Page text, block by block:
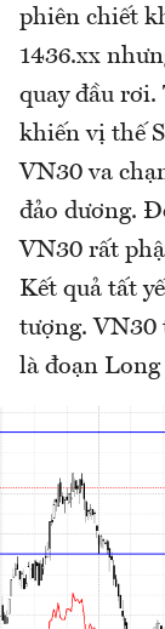
phiên chiết
1436.xx
quay đầu
khiến vị thế
VN30 va
đảo dương.
VN30 rất
Kết quả tất
tượng. VN30
là đoạn